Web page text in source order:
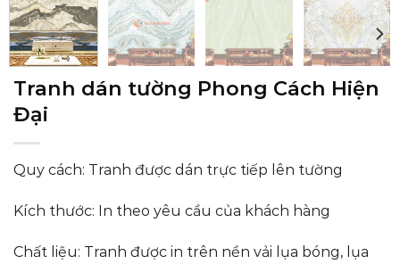
Tranh dán tường Phong Cách Hiện
Đại
Quy cách: Tranh được dán trực tiếp lên tường
Kích thước: In theo yêu cầu của khách hàng
Chất liệu: Tranh được in trên nền vải lụa bóng, lụa